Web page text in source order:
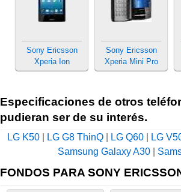
Sony Ericsson
Xperia Ion
Sony Ericsson
Xperia Mini Pro
Especificaciones de otros
pudieran ser de su interés.
LG K50 LG G8 ThinQ LG Q60 LG
Samsung Galaxy A30
FONDOS PARA SONY